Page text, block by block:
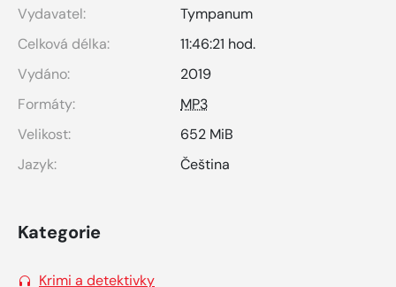
Vydavatel:
Tympanum
Celková délka:
11:46:21 hod.
Vydáno:
2019
Formáty:
MP3
Velikost:
652 MiB
Jazyk:
Čeština
Kategorie
Krimi a detektivky